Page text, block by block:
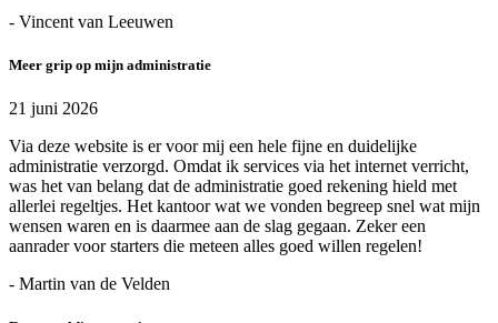
- Vincent van Leeuwen
Meer grip op mijn administratie
21 juni 2026
Via deze website is er voor mij een hele fijne en duidelijke
administratie verzorgd. Omdat ik services via het internet verricht,
was het van belang dat de administratie goed rekening hield met
allerlei regeltjes. Het kantoor wat we vonden begreep snel wat mijn
wensen waren en is daarmee aan de slag gegaan. Zeker een
aanrader voor starters die meteen alles goed willen regelen!
- Martin van de Velden